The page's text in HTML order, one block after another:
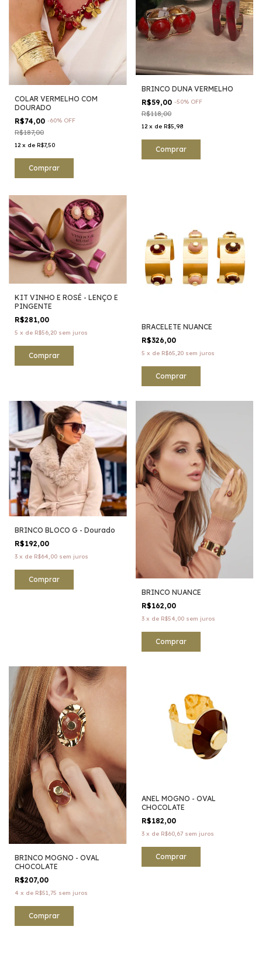
COLAR VERMELHO COM
DOURADO
R$74,00 -60% OFF
R$187,00
12 x de R$7,50
BRINCO DUNA VERMELHO
R$59,00 -50% OFF
R$118,00
12 x de R$5,98
KIT VINHO E ROSÉ - LENÇO E
PINGENTE
R$281,00
5 x de R$56,20 sem juros
BRACELETE NUANCE
R$326,00
5 x de R$65,20 sem juros
Comprar
BRINCO BLOCO G - Dourado
R$192,00
3 x de R$64,00 sem juros
BRINCO NUANCE
R$162,00
3 x de R$54,00 sem juros
Comprar
BRINCO MOGNO - OVAL
CHOCOLATE
R$207,00
4 x de R$51,75 sem juros
ANEL MOGNO - OVAL
CHOCOLATE
R$182,00
3 x de R$60,67 sem juros